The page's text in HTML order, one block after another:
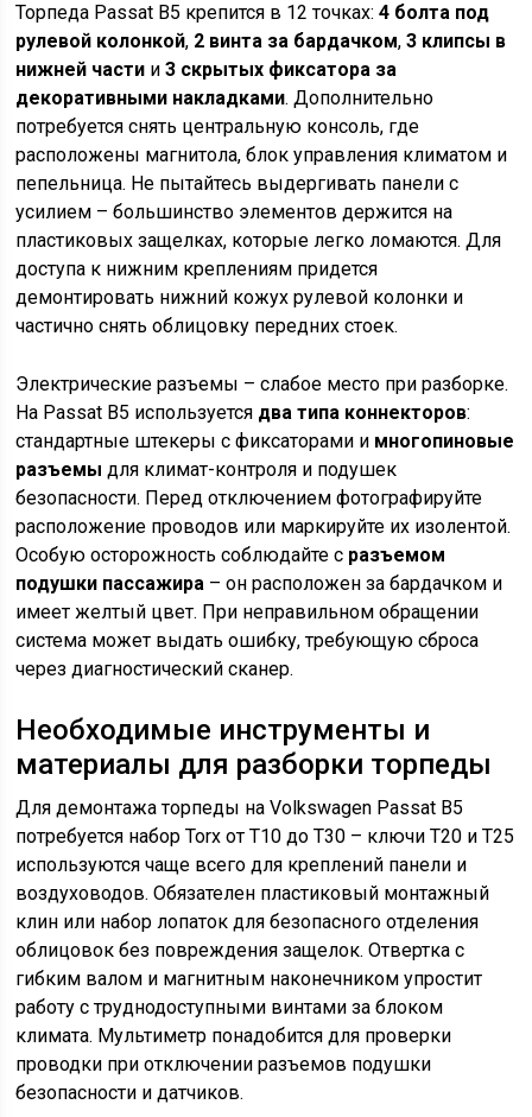
Торпеда Passat B5 крепится в 12 точках:4 болта под
рулевой колонкой, 2 винта за бардачком,3 клипсы в
нижней части и3 скрытых фиксатора за
декоративными накладками. Дополнительно
потребуется снять центральную консоль, где
расположены магнитола, блок управления климатом и
пепельница. Не пытайтесь выдергивать панели с
усилием – большинство элементов держится на
пластиковых защелках, которые легко ломаются. Для
доступа к нижним креплениям придется
демонтировать нижний кожух рулевой колонки и
частично снять облицовку передних стоек.
Электрические разъемы – слабое место при разборке.
На Passat B5 используется два типа коннекторов:
стандартные штекеры с фиксаторами и многопиновые
разъемы для климат-контроля и подушек
безопасности. Перед отключением фотографируйте
расположение проводов или маркируйте их изолентой.
Особую осторожность соблюдайте с разъемом
подушки пассажира – он расположен за бардачком и
имеет желтый цвет. При неправильном обращении
система может выдать ошибку, требующую сброса
через диагностический сканер.
Необходимые инструменты и
материалы для разборки торпеды
Для демонтажа торпеды на Volkswagen Passat B5
потребуется набор Torx от T10 до T30 – ключи T20 и T25
используются чаще всего для креплений панели и
воздуховодов. Обязателен пластиковый монтажный
клин или набор лопаток для безопасного отделения
облицовок без повреждения защелок. Отвертка с
гибким валом и магнитным наконечником упростит
работу с труднодоступными винтами за блоком
климата. Мультиметр понадобится для проверки
проводки при отключении разъемов подушки
безопасности и датчиков.